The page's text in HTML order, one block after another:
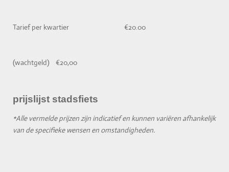
Tarief per kwartier €20.00
(wachtgeld) €20,00
prijslijst stadsfiets
*Alle vermelde prijzen zijn indicatief en kunnen variëren afhankelijk
van de specifieke wensen en omstandigheden.